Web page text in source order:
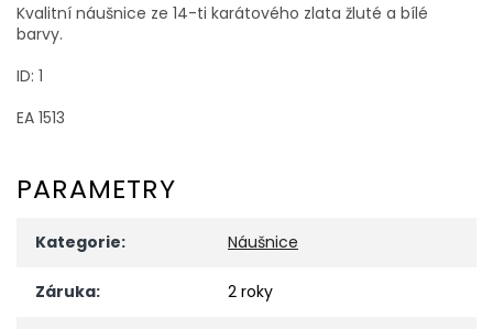
Kvalitní náušnice ze 14-ti karátového zlata žluté a bílé
barvy.
ID: 1
EA 1513
PARAMETRY
Kategorie: Náušnice
Záruka: 2 roky